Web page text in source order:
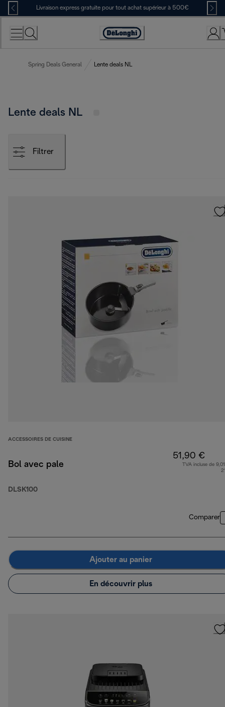
Skip
to
Content
Livraison express gratuite pour tout achat supérieur à 500€
Déclaration
Spring Deals General Lente deals NL
Lente deals NL
Filtrer
ACCESSOIRES DE CUISINE
Bol avec pale
DLSK100
51,90 €
TVA incluse de
Comparer
Ajouter au panier
En découvrir plus